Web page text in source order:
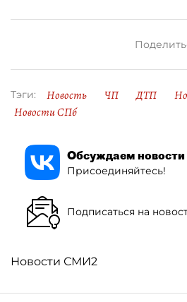
Тэги: Новость ЧП ДТП
Новости СПб
Обсуждаем новости
Присоединяйтесь!
Подписаться на
Новости СМИ2